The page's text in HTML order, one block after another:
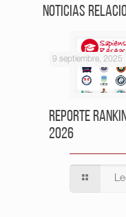
Noticias
9 septiembre, 2025
Reporte
2026